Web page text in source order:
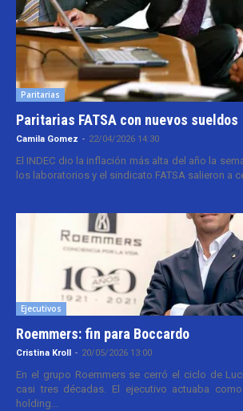
Paritarias
Paritarias FATSA con nuevos sueldos
Camila Gomez - 22/04/2026 14:30
El INDEC dio la inflación más alta del año la
los laboratorios y el sindicato FATSA salieron a
Ejecutivos
Roemmers: fin para Boccardo
Cristina Kroll - 20/05/2026 13:00
En el grupo Roemmers se cerró el ciclo de
casi tres décadas. El ejecutivo actuaba
holding...